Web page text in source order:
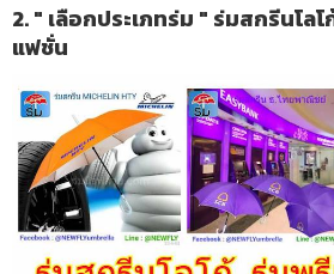
2. " เลือกประเภทร่ม " ร่มสกรีนโล
แฟชั่น